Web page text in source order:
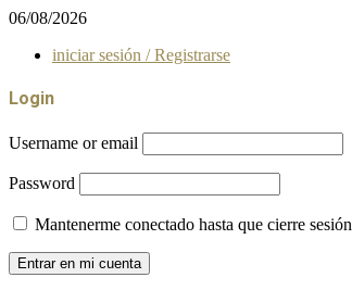
06/08/2026
iniciar sesión / Registrarse
Login
Username or email
Password
Mantenerme conectado hasta que cierre sesión